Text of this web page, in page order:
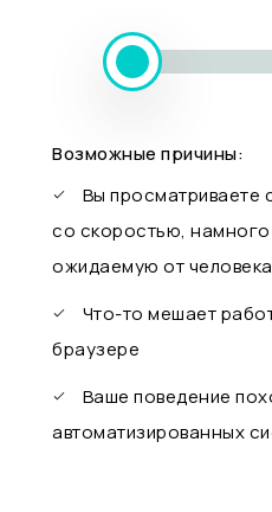
Возможные причины:
Вы просматриваете
со скоростью,
ожидаемую от человека
Что-то мешает
браузере
Ваше поведение
автоматизированных